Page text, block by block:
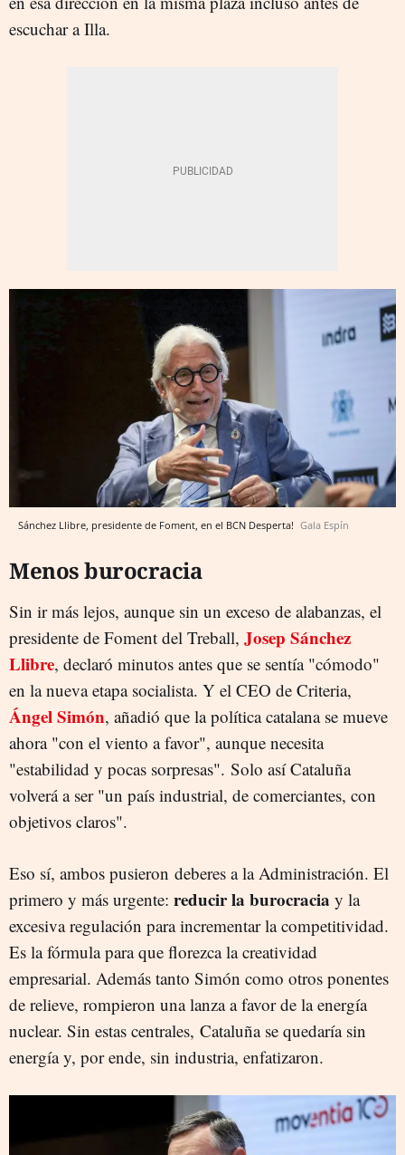
escuchar a Illa.
Sánchez Llibre, presidente de Foment, en el BCN Desperta! Gala Espín
Menos burocracia
Sin ir más lejos, aunque sin un exceso de alabanzas, el
presidente de Foment del Treball, Josep Sánchez
Llibre, declaró minutos antes que se sentía "cómodo"
en la nueva etapa socialista. Y el CEO de Criteria,
Ángel Simón, añadió que la política catalana se mueve
ahora "con el viento a favor", aunque necesita
"estabilidad y pocas sorpresas". Solo así Cataluña
volverá a ser "un país industrial, de comerciantes, con
objetivos claros".
Eso sí, ambos pusieron deberes a la Administración. El
primero y más urgente: reducir la burocracia y la
excesiva regulación para incrementar la competitividad.
Es la fórmula para que florezca la creatividad
empresarial. Además tanto Simón como otros ponentes
de relieve, rompieron una lanza a favor de la energía
nuclear. Sin estas centrales, Cataluña se quedaría sin
energía y, por ende, sin industria, enfatizaron.